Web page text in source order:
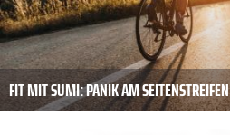
FIT MIT SUMI: PANIK AM SEITENSTREIFEN